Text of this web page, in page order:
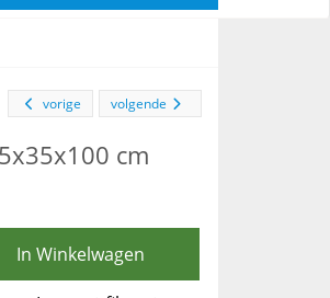
volgende
vorige
cm
In Winkelwagen